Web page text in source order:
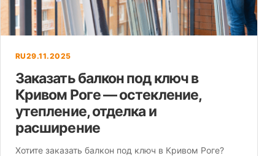
RU29.11.2025
Заказать балкон под ключ в
Кривом Роге — остекление,
утепление, отделка и
расширение
Хотите заказать балкон под ключ в Кривом Роге?